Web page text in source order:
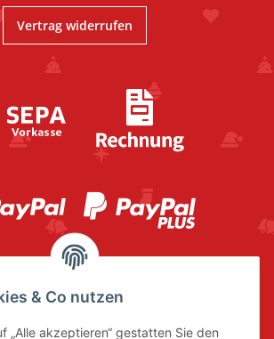
Vertrag widerrufen
& Co nutzen
„Alle akzeptieren“ gestatten Sie den